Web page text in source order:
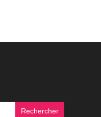
Rechercher :